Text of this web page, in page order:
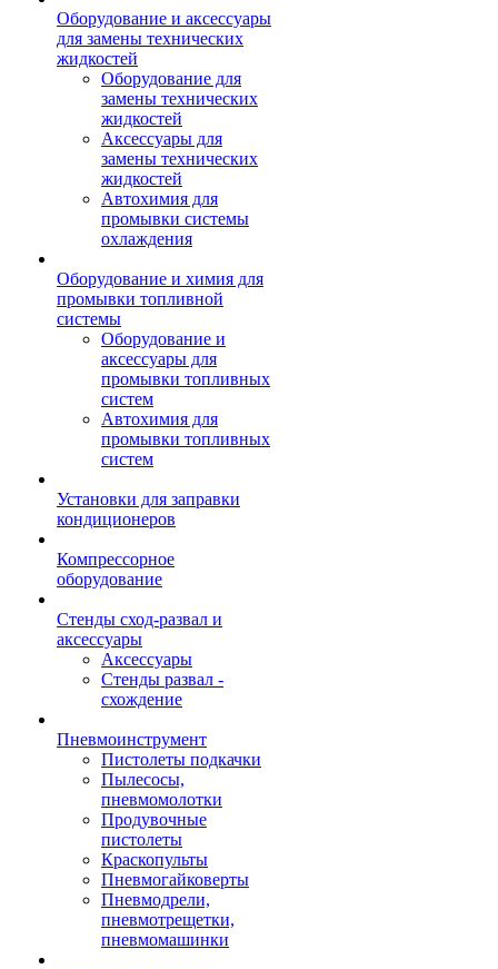
Оборудование и аксессуары
для замены технических
жидкостей
Оборудование для
замены технических
жидкостей
Аксессуары для
замены технических
жидкостей
Автохимия для
промывки системы
охлаждения
Оборудование и химия для
промывки топливной
системы
Оборудование и
аксессуары для
промывки топливных
систем
Автохимия для
промывки топливных
систем
Установки для заправки
кондиционеров
Компрессорное
оборудование
Стенды сход-развал и
аксессуары
Аксессуары
Стенды развал -
схождение
Пневмоинструмент
Пистолеты подкачки
Пылесосы,
пневмомолотки
Продувочные
пистолеты
Краскопульты
Пневмогайковерты
Пневмодрели,
пневмотрещетки,
пневмомашинки